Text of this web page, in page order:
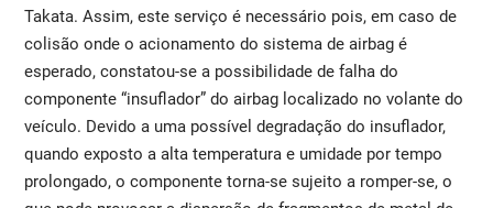
Takata. Assim, este serviço é necessário pois, em caso de
colisão onde o acionamento do sistema de airbag é
esperado, constatou-se a possibilidade de falha do
componente “insuflador” do airbag localizado no volante do
veículo. Devido a uma possível degradação do insuflador,
quando exposto a alta temperatura e umidade por tempo
prolongado, o componente torna-se sujeito a romper-se, o